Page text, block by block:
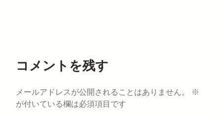
コメントを残す
メールアドレスが公開されることはありません。
※
が付いている欄は必須項目です